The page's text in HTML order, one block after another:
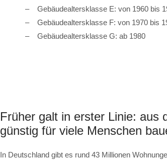
Gebäudealtersklasse E: von 1960 bis
Gebäudealtersklasse F: von 1970 bis
Gebäudealtersklasse G: ab 1980
Früher galt in erster Linie: aus
günstig für viele Menschen
In Deutschland gibt es rund 43 Millionen